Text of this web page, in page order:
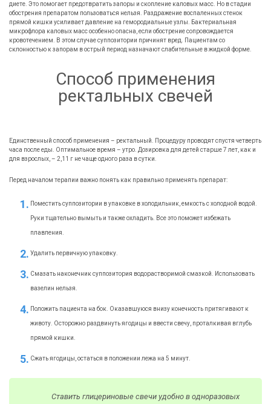
диете. Это помогает предотвратить запоры и скопление каловых масс. Но в стадии
обострения препаратом пользоваться нельзя. Раздражение воспаленных стенок
прямой кишки усиливает давление на гемородиальные узлы. Бактериальная
микрофлора каловых масс особенно опасна, если обострение сопровождается
кровотечением. В этом случае суппозитории причинят вред. Пациентам со
склонностью к запорам в острый период назначают слабительные в жидкой форме.
Способ применения
ректальных свечей
Единственный способ применения – ректальный. Процедуру проводят спустя четверть
часа после еды. Оптимальное время – утро. Дозировка для детей старше 7 лет, как и
для взрослых, – 2,11 г не чаще одного раза в сутки.
Перед началом терапии важно понять как правильно применять препарат:
Поместить суппозитории в упаковке в холодильник, емкость с холодной водой.
Руки тщательно вымыть и также охладить. Все это поможет избежать
плавления.
Удалить первичную упаковку.
Смазать наконечник суппозитория водорастворимой смазкой. Использовать
вазелин нельзя.
Положить пациента на бок. Оказавшуюся внизу конечность притягивают к
животу. Осторожно раздвинуть ягодицы и ввести свечу, проталкивая вглубь
прямой кишки.
Сжать ягодицы, остаться в положении лежа на 5 минут.
Ставить глицериновые свечи удобно в одноразовых